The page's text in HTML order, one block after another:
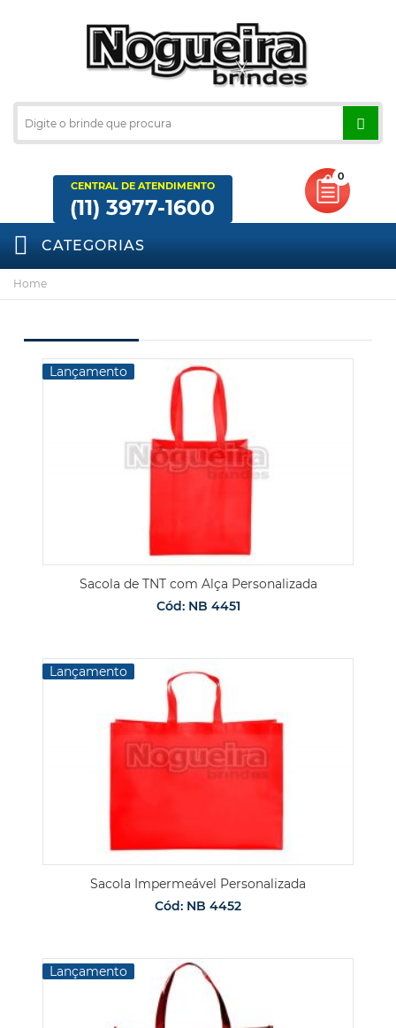
CENTRAL DE ATENDIMENTO
(11) 3977-1600
0
CATEGORIAS
Home
Lançamento
Sacola de TNT com Alça Personalizada
Cód: NB 4451
Lançamento
Sacola Impermeável Personalizada
Cód: NB 4452
Lançamento